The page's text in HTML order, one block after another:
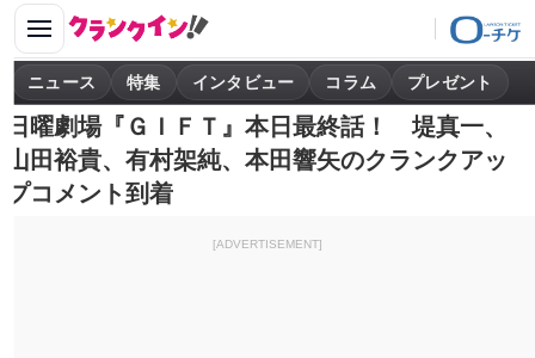
ニュース 特集 インタビュー コラム プレゼント
日曜劇場『ＧＩＦＴ』本日最終話！ 堤真一、
山田裕貴、有村架純、本田響矢のクランクアッ
プコメント到着
[ADVERTISEMENT]